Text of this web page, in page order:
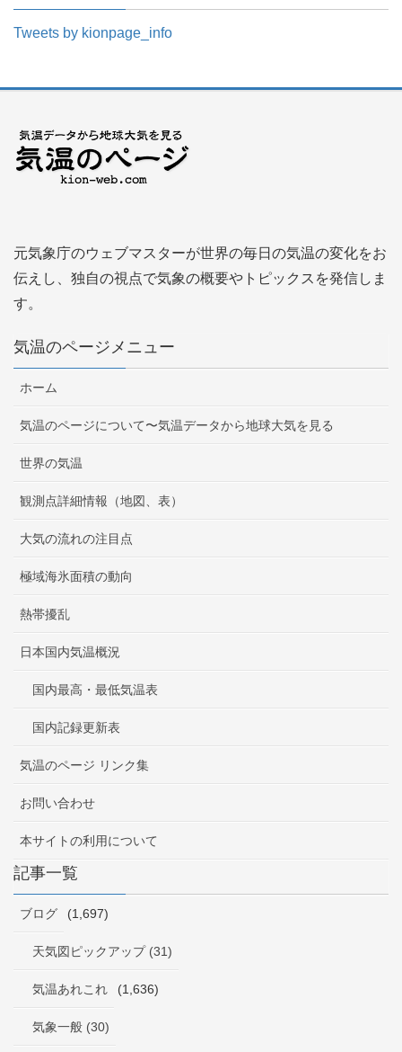
Tweets by kionpage_info
元気象庁のウェブマスターが世界の毎日の気温の変化をお
伝えし、独自の視点で気象の概要やトピックスを発信しま
す。
気温のページメニュー
ホーム
気温のページについて〜気温データから地球大気を見る
世界の気温
観測点詳細情報（地図、表）
大気の流れの注目点
極域海氷面積の動向
熱帯擾乱
日本国内気温概況
国内最高・最低気温表
国内記録更新表
気温のページ リンク集
お問い合わせ
本サイトの利用について
記事一覧
ブログ (1,697)
天気図ピックアップ (31)
気温あれこれ (1,636)
気象一般 (30)